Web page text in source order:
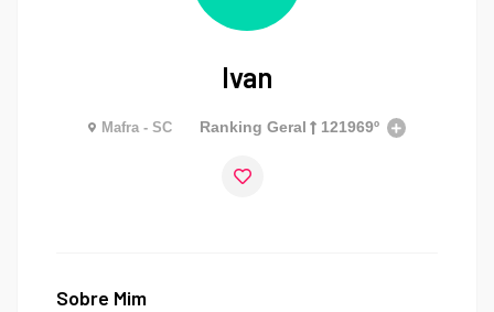
Ivan
Mafra - SC Ranking Geral 121969º
Sobre Mim